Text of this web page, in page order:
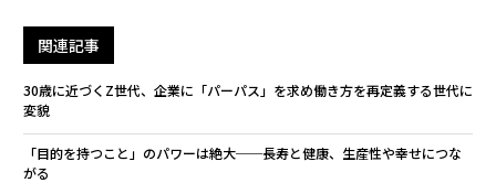
関連記事
30歳に近づくZ世代、企業に「パーパス」を求め働き方を再定義する世代に
変貌
「目的を持つこと」のパワーは絶大──長寿と健康、生産性や幸せにつな
がる